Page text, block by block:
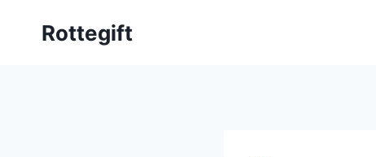
Rottegift